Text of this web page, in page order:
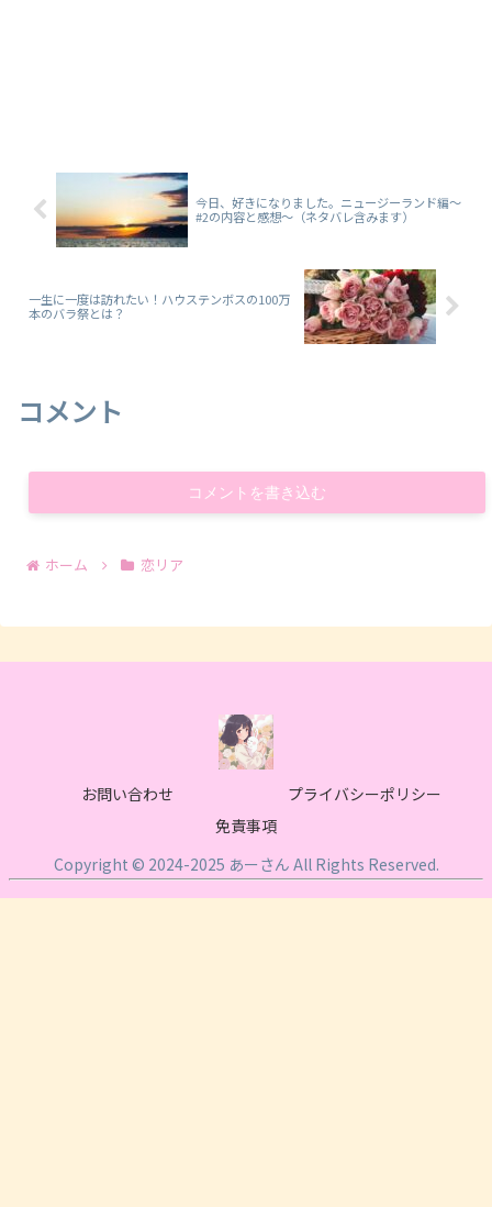
今日、好きになりました。ニュージーランド編～
#2の内容と感想～（ネタバレ含みます）
一生に一度は訪れたい！ハウステンボスの100万
本のバラ祭とは？
コメント
コメントを書き込む
ホーム 恋リア
お問い合わせ
プライバシーポリシー
免責事項
Copyright © 2024-2025 あーさん All Rights Reserved.